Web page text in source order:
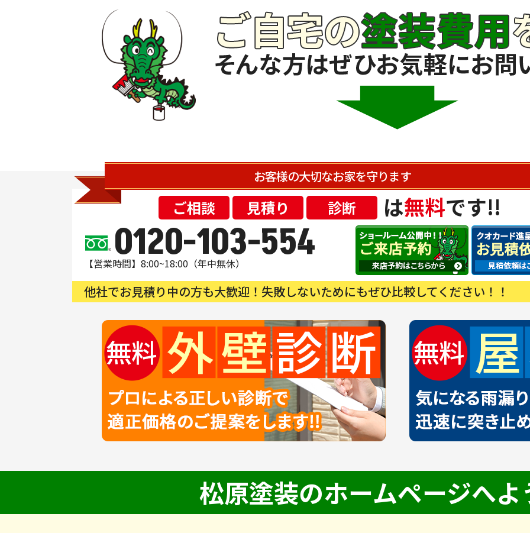
お客様の大切なお家を守ります
ご相談 見積り 診断 は無料です!!
0120-103-554
【営業時間】8:00~18:00（年中無休）
他社でお見積り中の方も大歓迎！失敗しないためにもぜひ比較してください！！
松原塗装のホームページへ